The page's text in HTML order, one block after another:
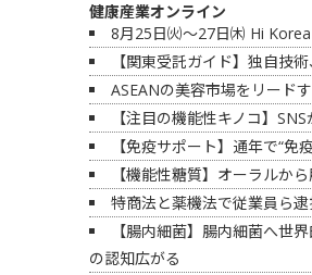
健康産業オンライン
8月25日㈫～27日㈭ Hi Korea
【関東受託ガイド】独自技
ASEANの美容市場をリード
【注目の機能性キノコ】
【免疫サポート】通年で“免
【機能性糖質】オーラルか
特商法と薬機法で従業員ら
【腸内細菌】腸内細菌へ世
の認知広がる